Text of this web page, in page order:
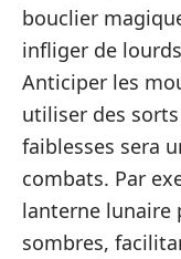
bouclier
infliger de
Anticiper les
utiliser des
faiblesses sera
combats. Par
lanterne lunaire
sombres,